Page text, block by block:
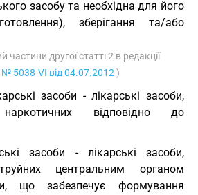
засобу та необхідна для його
зберігання та/або
частини другої статті 2 в редакції
№ 5038-VI від 04.07.2012 )
засоби - лікарські засоби,
відповідно до
засоби - лікарські засоби,
центральним органом
що забезпечує формування